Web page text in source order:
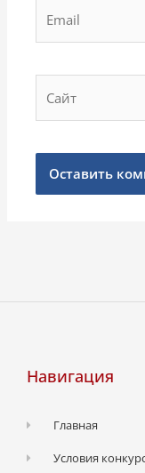
Навигация
Главная
Условия